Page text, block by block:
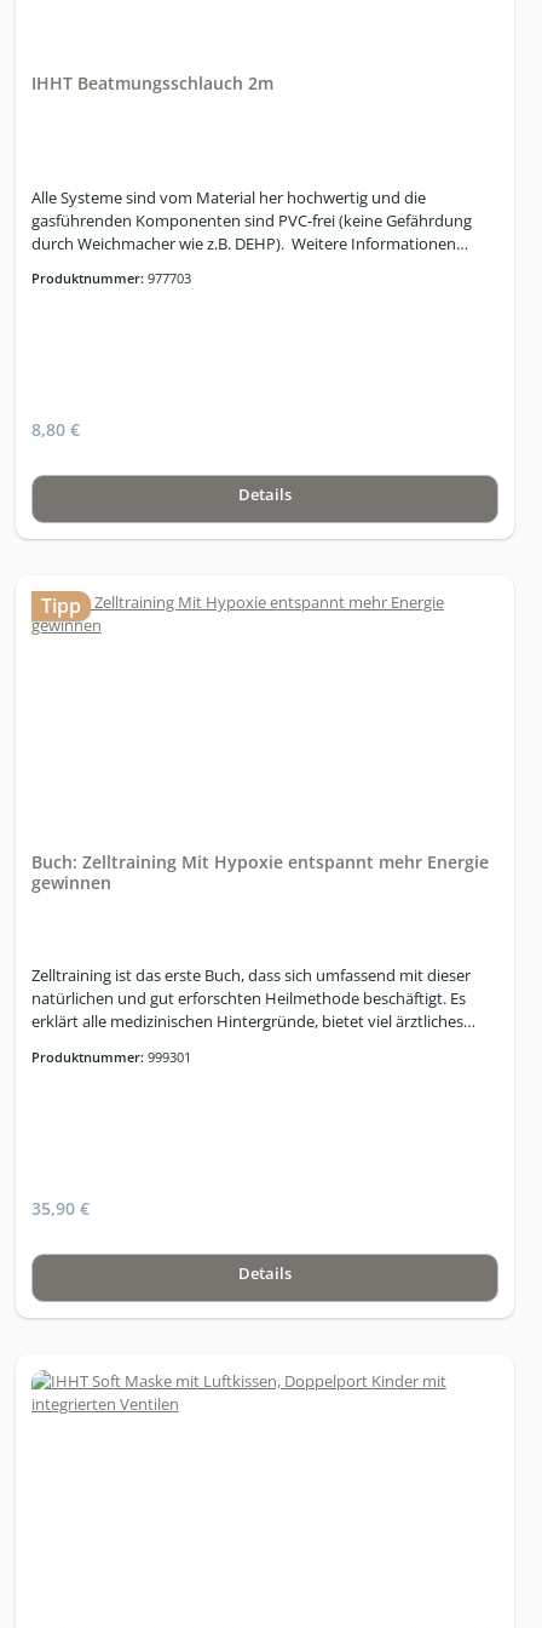
IHHT Beatmungsschlauch 2m
Alle Systeme sind vom Material her hochwertig und die
gasführenden Komponenten sind PVC-frei (keine Gefährdung
durch Weichmacher wie z.B. DEHP). Weitere Informationen
Produktnummer: 977703
8,80 €
Details
Tipp
Buch: Zelltraining Mit Hypoxie entspannt mehr Energie
gewinnen
Zelltraining ist das erste Buch, dass sich umfassend mit dieser
natürlichen und gut erforschten Heilmethode beschäftigt. Es
erklärt alle medizinischen Hintergründe, bietet viel ärztliches
Übungen zum sofort Ausprobieren. Weitere Informationen zum
Produktnummer: 999301
35,90 €
Details